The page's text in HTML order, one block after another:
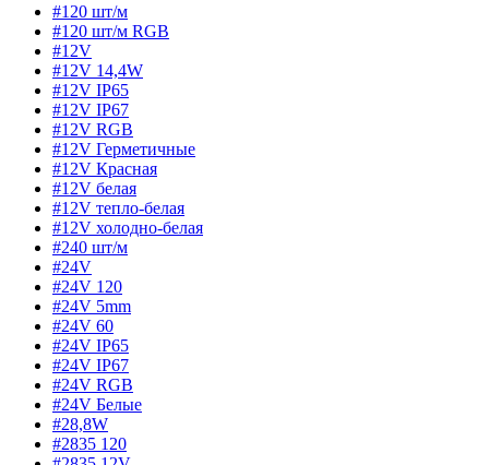
#120 шт/м
#120 шт/м RGB
#12V
#12V 14,4W
#12V IP65
#12V IP67
#12V RGB
#12V Герметичные
#12V Красная
#12V белая
#12V тепло-белая
#12V холодно-белая
#240 шт/м
#24V
#24V 120
#24V 5mm
#24V 60
#24V IP65
#24V IP67
#24V RGB
#24V Белые
#28,8W
#2835 120